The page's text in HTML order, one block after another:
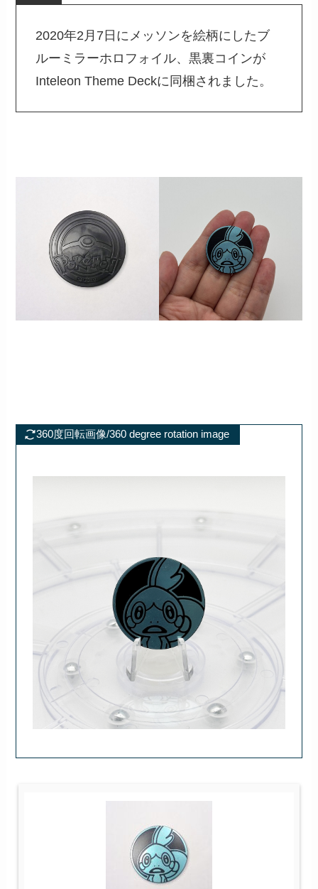
2020年2月7日にメッソンを絵柄にしたブ
ルーミラーホロフォイル、黒裏コインが
Inteleon Theme Deckに同梱されました。
360度回転画像/360 degree rotation image